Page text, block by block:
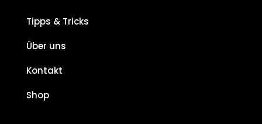
Tipps & Tricks
Über uns
Kontakt
Shop